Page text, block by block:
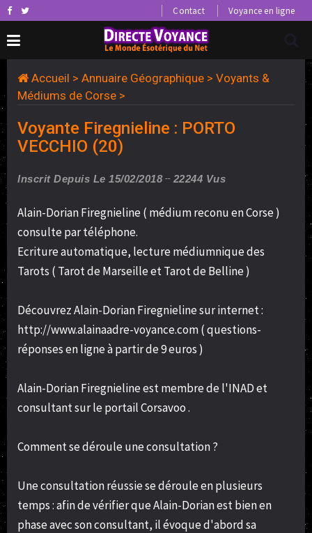
Contact Voyance en ligne
Accueil > Annuaire Géographique > Voyants &
Médiums de Corse >
Voyante Firegnieline : PORTO
VECCHIO (20)
Inscrit Depuis Le 15/02/2018 22244 Vus
Alain-Dorian Firegnieline ( médium reconu en Corse )
consulte par téléphone.
Ecriture automatique, lecture médiumnique des
Tarots ( Tarot de Marseille et Tarot de Belline )
Découvrez Alain-Dorian Firegnieline sur internet :
http://www.alainaadre-voyance.com ( questions-
réponses en ligne à partir de 9 euros )
Alain-Dorian Firegnieline est membre de l'INAD et
consultant sur le portail Corsavoo .
Comment se déroule une consultation ?
Une consultation réussie se déroule en plusieurs
temps : afin de vérifier que Alain-Dorian est bien en
phase avec son consultant, il évoque d'abord sa